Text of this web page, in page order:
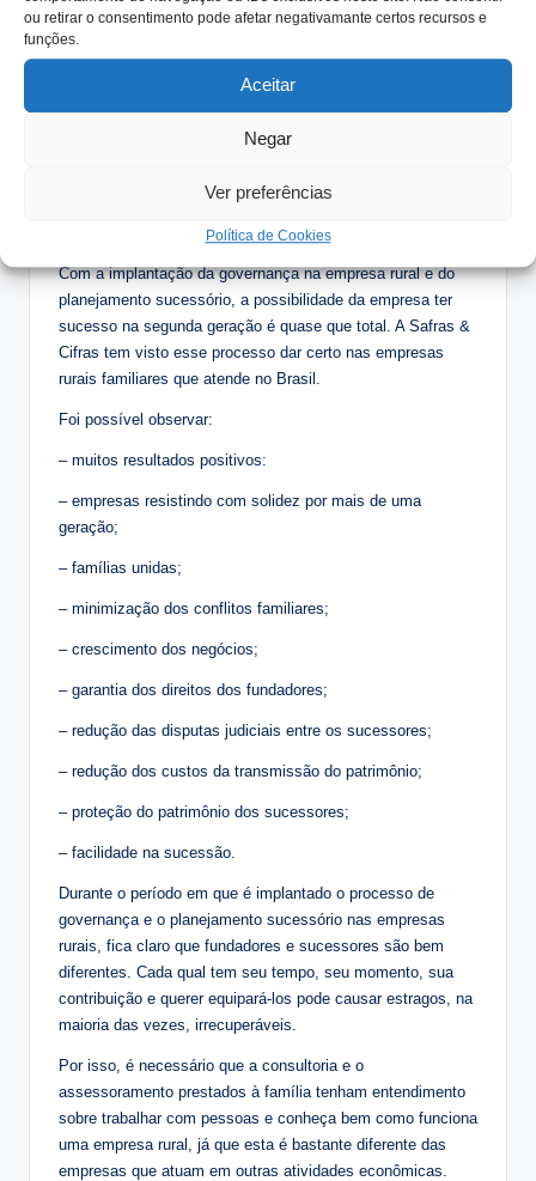
ou retirar o consentimento pode afetar negativamante certos recursos e
funções.
Aceitar
Negar
Ver preferências
Política de Cookies
– elaboração do contrato social da empresa e/ou da holding;
– elaboração de acordos societários;
geração para a outra;
– estruturação tributária.
Com a implantação da governança na empresa rural e do
planejamento sucessório, a possibilidade da empresa ter
sucesso na segunda geração é quase que total. A Safras &
Cifras tem visto esse processo dar certo nas empresas
rurais familiares que atende no Brasil.
Foi possível observar:
– muitos resultados positivos:
– empresas resistindo com solidez por mais de uma
geração;
– famílias unidas;
– minimização dos conflitos familiares;
– crescimento dos negócios;
– garantia dos direitos dos fundadores;
– redução das disputas judiciais entre os sucessores;
– redução dos custos da transmissão do patrimônio;
– proteção do patrimônio dos sucessores;
– facilidade na sucessão.
Durante o período em que é implantado o processo de
governança e o planejamento sucessório nas empresas
rurais, fica claro que fundadores e sucessores são bem
diferentes. Cada qual tem seu tempo, seu momento, sua
contribuição e querer equipará-los pode causar estragos, na
maioria das vezes, irrecuperáveis.
Por isso, é necessário que a consultoria e o
assessoramento prestados à família tenham entendimento
sobre trabalhar com pessoas e conheça bem como funciona
uma empresa rural, já que esta é bastante diferente das
empresas que atuam em outras atividades econômicas.